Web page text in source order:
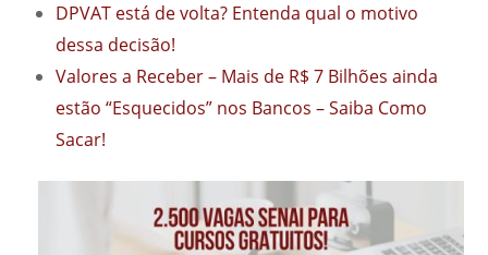
DPVAT está de volta? Entenda qual o motivo
dessa decisão!
Valores a Receber – Mais de R$ 7 Bilhões ainda
estão “Esquecidos” nos Bancos – Saiba Como
Sacar!